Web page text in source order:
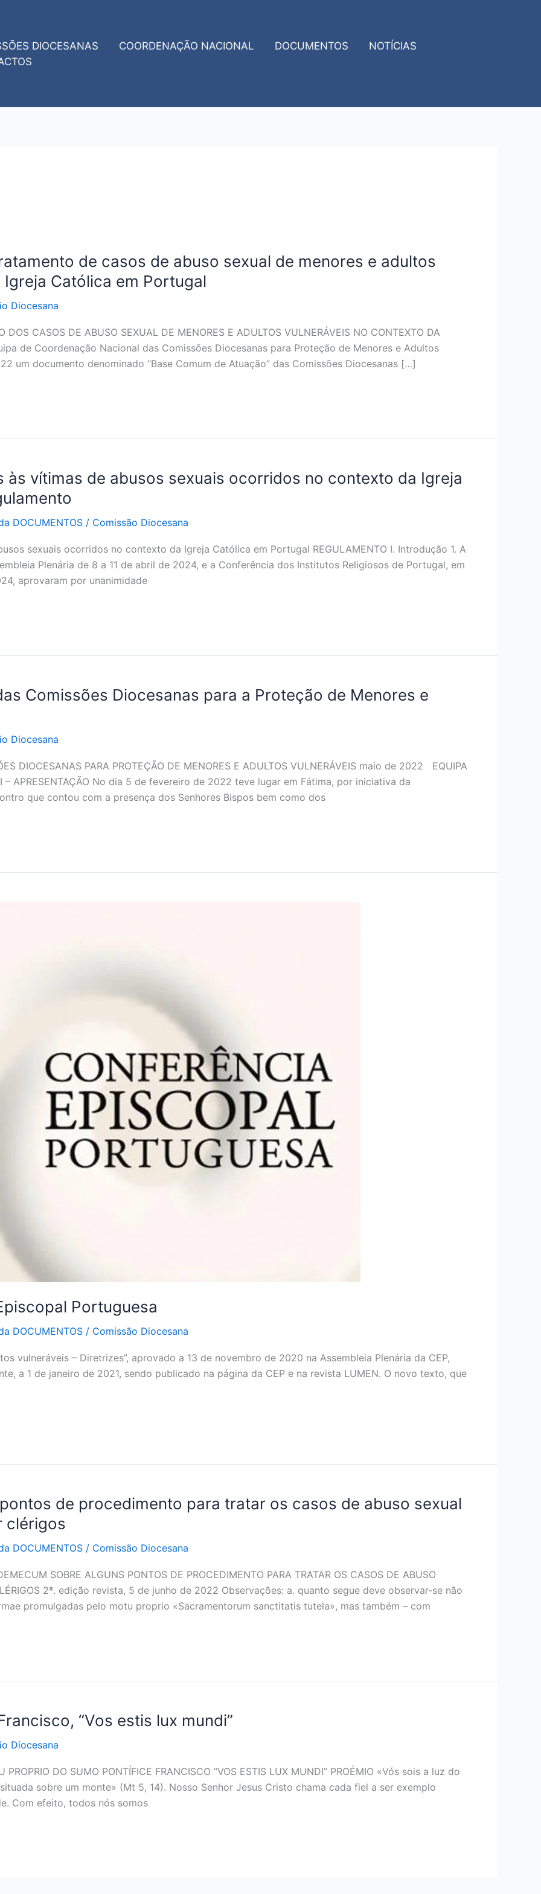
DIOCESANAS COORDENAÇÃO NACIONAL DOCUMENTOS
NOTÍCIAS
de casos de abuso sexual de menores e adultos
Católica em Portugal
Diocesana
DOS CASOS DE ABUSO SEXUAL DE MENORES E ADULTOS VULNERÁVEIS NO CONTEXTO DA
de Coordenação Nacional das Comissões Diocesanas para Proteção de Menores e Adultos
um documento denominado “Base Comum de Atuação” das Comissões Diocesanas […]
às vítimas de abusos sexuais ocorridos no contexto da Igreja
DOCUMENTOS / Comissão Diocesana
sexuais ocorridos no contexto da Igreja Católica em Portugal REGULAMENTO I. Introdução 1. A
Plenária de 8 a 11 de abril de 2024, e a Conferência dos Institutos Religiosos de Portugal, em
aprovaram por unanimidade
Comissões Diocesanas para a Proteção de Menores e
Diocesana
DIOCESANAS PARA PROTEÇÃO DE MENORES E ADULTOS VULNERÁVEIS maio de 2022 EQUIPA
I – APRESENTAÇÃO No dia 5 de fevereiro de 2022 teve lugar em Fátima, por iniciativa da
que contou com a presença dos Senhores Bispos bem como dos
Portuguesa
DOCUMENTOS / Comissão Diocesana
vulneráveis – Diretrizes”, aprovado a 13 de novembro de 2020 na Assembleia Plenária da CEP,
a 1 de janeiro de 2021, sendo publicado na página da CEP e na revista LUMEN. O novo texto, que
de procedimento para tratar os casos de abuso sexual
clérigos
DOCUMENTOS / Comissão Diocesana
SOBRE ALGUNS PONTOS DE PROCEDIMENTO PARA TRATAR OS CASOS DE ABUSO
2ª. edição revista, 5 de junho de 2022 Observações: a. quanto segue deve observar-se não
promulgadas pelo motu proprio «Sacramentorum sanctitatis tutela», mas também – com
“Vos estis lux mundi”
Diocesana
PROPRIO DO SUMO PONTÍFICE FRANCISCO “VOS ESTIS LUX MUNDI” PROÉMIO «Vós sois a luz do
sobre um monte» (Mt 5, 14). Nosso Senhor Jesus Cristo chama cada fiel a ser exemplo
Com efeito, todos nós somos